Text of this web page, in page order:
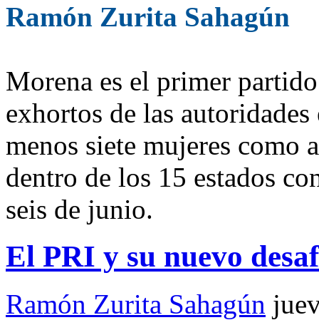
Ramón Zurita Sahagún
Morena es el primer
exhortos de las
menos siete mujeres como
dentro de los 15 estados
seis de junio.
El PRI y su nuevo
Ramón Zurita Sahagún